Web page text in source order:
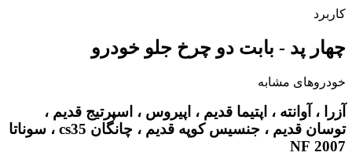
کاربرد
چهار پد - بابت دو چرخ جلو خودرو
خودروهای مشابه
آزرا ، آوانته ، اپتیما قدیم ، اپیروس ، اسپرتیج قدیم ،
توسان قدیم ، جنسیس کوپه قدیم ، چانگان cs35 ، سوناتا
2007 NF